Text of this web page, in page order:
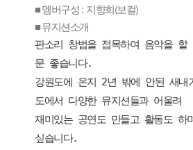
■ 멤버구성 : 지향희(보컬)
■ 뮤지션소개
판소리 창법을 접목하여 음악을
문 좋습니다.
강원도에 온지 2년 밖에 안된 새내
도에서 다양한 뮤지션들과 어울려
재미있는 공연도 만들고 활동도 하
싶습니다.